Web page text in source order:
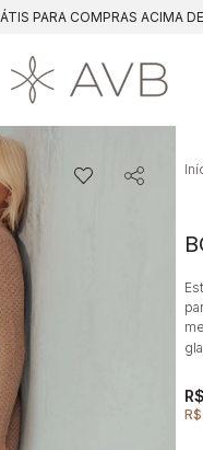
PARA COMPRAS ACIMA